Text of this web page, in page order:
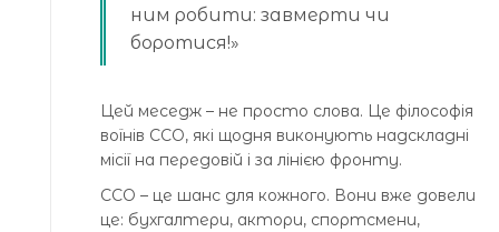
ним робити: завмерти чи
боротися!»
Цей меседж – не просто слова. Це філософія
воїнів ССО, які щодня виконують надскладні
місії на передовій і за лінією фронту.
ССО – це шанс для кожного. Вони вже довели
це: бухгалтери, актори, спортсмени,